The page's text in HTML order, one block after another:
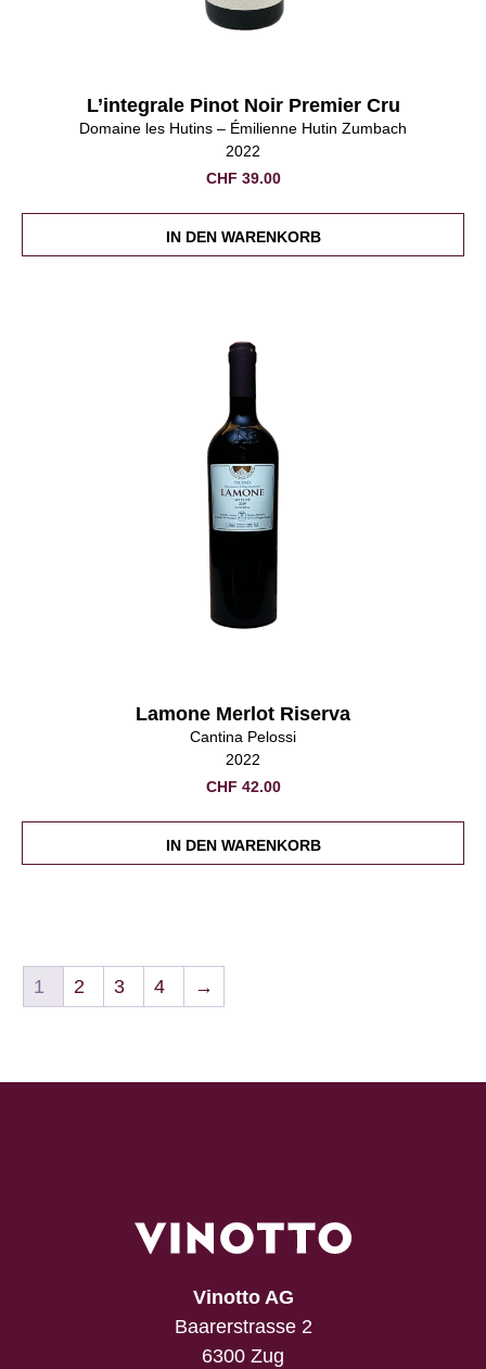
L’integrale Pinot Noir Premier Cru
Domaine les Hutins – Émilienne Hutin Zumbach
2022
CHF 39.00
IN DEN WARENKORB
Lamone Merlot Riserva
Cantina Pelossi
2022
CHF 42.00
IN DEN WARENKORB
1 2 3 4 →
Vinotto AG
Baarerstrasse 2
6300 Zug